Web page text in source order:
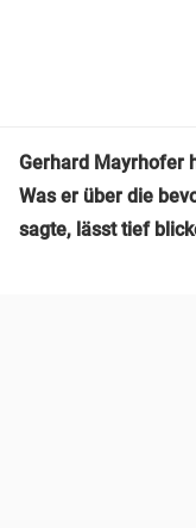
Gerhard Mayrhofer
Was er über die
sagte, lässt tief